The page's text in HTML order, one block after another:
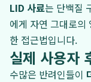
LID 사료는 단백질
에게 자연 그대로의
한 접근법입니다.
실제 사용자
수많은 반려인들이